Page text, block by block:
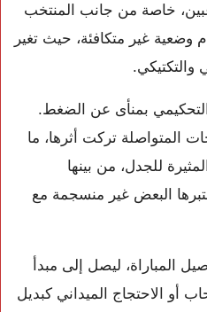
خاصة من جانب المنتخب
وضعية غير متكافئة، حيث تغير
والتكتيكي.
بمنأى عن الضغط.
المتواصلة تركت أثرها، ما
للجدل، من بينها
البعض غير منسجمة مع
المباراة، ليصل إلى مبدأ
أو الاحتجاج الميداني كبديل